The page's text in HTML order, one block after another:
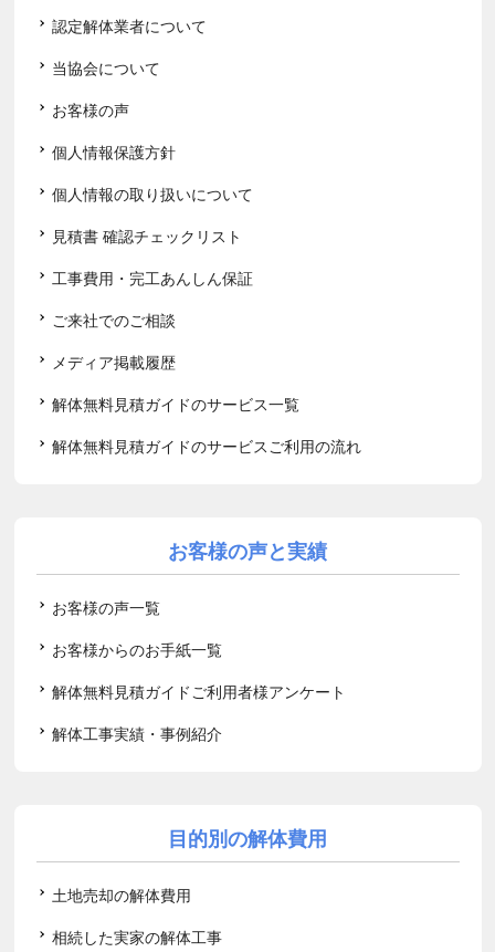
認定解体業者について
当協会について
お客様の声
個人情報保護方針
個人情報の取り扱いについて
見積書 確認チェックリスト
工事費用・完工あんしん保証
ご来社でのご相談
メディア掲載履歴
解体無料見積ガイドのサービス一覧
解体無料見積ガイドのサービスご利用の流れ
お客様の声と実績
お客様の声一覧
お客様からのお手紙一覧
解体無料見積ガイドご利用者様アンケート
解体工事実績・事例紹介
目的別の解体費用
土地売却の解体費用
相続した実家の解体工事